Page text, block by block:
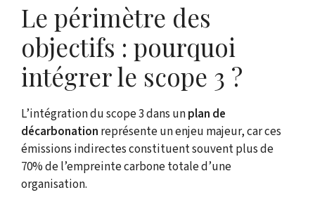
Le périmètre des
objectifs : pourquoi
intégrer le scope 3 ?
L’intégration du scope 3 dans unplan de
décarbonation représente un enjeu majeur, car ces
émissions indirectes constituent souvent plus de
70% de l’empreinte carbone totale d’une
organisation.